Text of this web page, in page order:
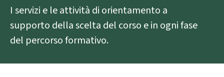
I servizi e le attività di orientamento a
supporto della scelta del corso e in ogni fase
del percorso formativo.